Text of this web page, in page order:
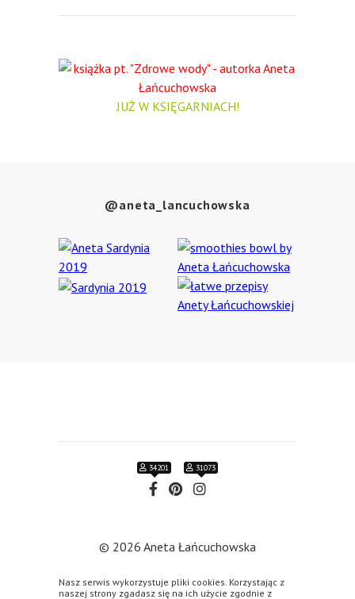
Nasz serwis wykorzystuje pliki cookies. Korzystając z
naszej strony zgadasz się na ich użycie zgodnie z
JUŻ W KSIĘGARNIACH!
@aneta_lancuchowska
34201 31073
© 2026 Aneta Łańcuchowska
Realizacja: arturkosinski.pl